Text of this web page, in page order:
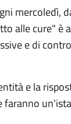
mercoledì,
alle cure" è
e di
e la